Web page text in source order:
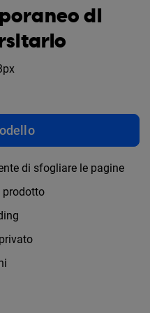
di
di sfogliare le pagine
prodotto